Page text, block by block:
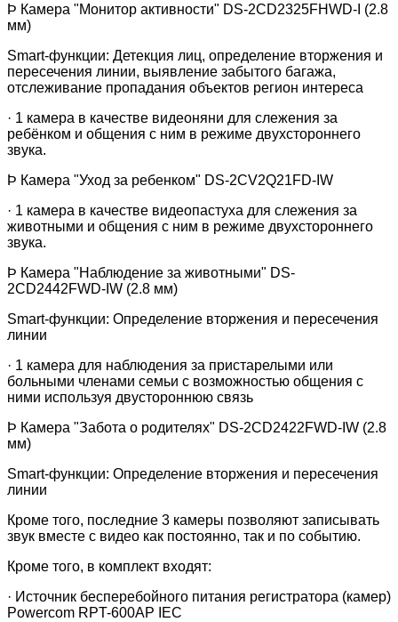
Þ Камера "Монитор активности" DS-2CD2325FHWD-I (2.8
мм)
Smart-функции: Детекция лиц, определение вторжения и
пересечения линии, выявление забытого багажа,
отслеживание пропадания объектов регион интереса
· 1 камера в качестве видеоняни для слежения за
ребёнком и общения с ним в режиме двухстороннего
звука.
Þ Камера "Уход за ребенком" DS-2CV2Q21FD-IW
· 1 камера в качестве видеопастуха для слежения за
животными и общения с ним в режиме двухстороннего
звука.
Þ Камера "Наблюдение за животными" DS-
2CD2442FWD-IW (2.8 мм)
Smart-функции: Определение вторжения и пересечения
линии
· 1 камера для наблюдения за пристарелыми или
больными членами семьи с возможностью общения с
ними используя двустороннюю связь
Þ Камера "Забота о родителях" DS-2CD2422FWD-IW (2.8
мм)
Smart-функции: Определение вторжения и пересечения
линии
Кроме того, последние 3 камеры позволяют записывать
звук вместе с видео как постоянно, так и по событию.
Кроме того, в комплект входят:
· Источник бесперебойного питания регистратора (камер)
Powercom RPT-600AP IEC